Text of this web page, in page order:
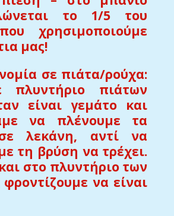
το 1/5 του
χρησιμοποιούμε
μας!
σε πιάτα/ρούχα:
πλυντήριο πιάτων
είναι γεμάτο και
να πλένουμε τα
λεκάνη, αντί να
τη βρύση να τρέχει.
στο πλυντήριο των
να είναι